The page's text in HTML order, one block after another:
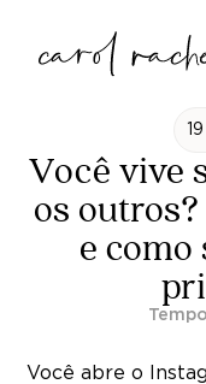
Você vive
os
e como
Você abre o